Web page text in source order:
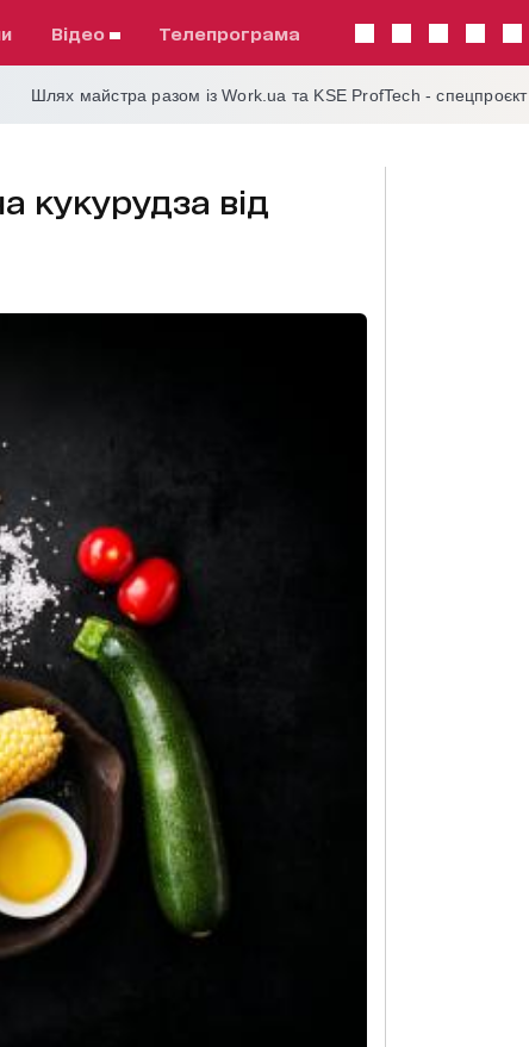
відео телепрограма
Шлях майстра разом із Work.ua та KSE ProfTech - спецпроєкт
кукурудза від